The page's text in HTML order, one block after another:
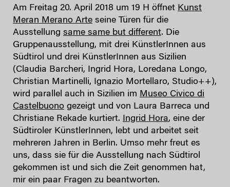
Am Freitag 20. April 2018 um 19 H öffnet Kunst
Meran Merano Arte seine Türen für die
Ausstellung same same but different. Die
Gruppenausstellung, mit drei KünstlerInnen aus
Südtirol und drei KünstlerInnen aus Sizilien
(Claudia Barcheri, Ingrid Hora, Loredana Longo,
Christian Martinelli, Ignazio Mortellaro, Studio++),
wird parallel auch in Sizilien im Museo Civico di
Castelbuono gezeigt und von Laura Barreca und
Christiane Rekade kurtiert. Ingrid Hora, eine der
Südtiroler KünstlerInnen, lebt und arbeitet seit
mehreren Jahren in Berlin. Umso mehr freut es
uns, dass sie für die Ausstellung nach Südtirol
gekommen ist und sich die Zeit genommen hat,
mir ein paar Fragen zu beantworten.